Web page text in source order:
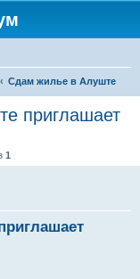
Сдам жилье в Алуште
приглашает
1